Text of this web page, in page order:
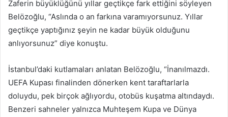
Zaferin büyüklüğünü yıllar geçtikçe fark ettiğini söyleyen
Belözoğlu, “Aslında o an farkına varamıyorsunuz. Yıllar
geçtikçe yaptığınız şeyin ne kadar büyük olduğunu
anlıyorsunuz” diye konuştu.
İstanbul’daki kutlamaları anlatan Belözoğlu, “İnanılmazdı.
UEFA Kupası finalinden dönerken kent taraftarlarla
doluydu, pek birçok ağlıyordu, otobüs kuşatma altındaydı.
Benzeri sahneler yalnızca Muhteşem Kupa ve Dünya